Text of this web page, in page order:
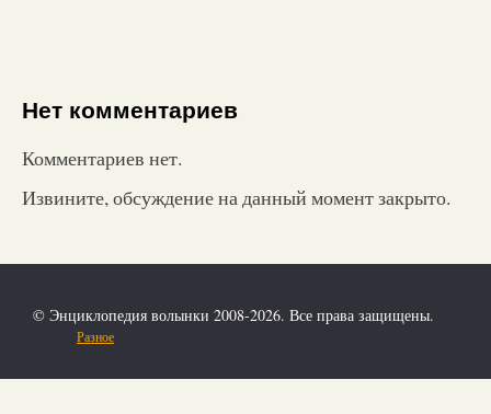
Нет комментариев
Комментариев нет.
Извините, обсуждение на данный момент закрыто.
© Энциклопедия волынки 2008-2026. Все права защищены.
Разное